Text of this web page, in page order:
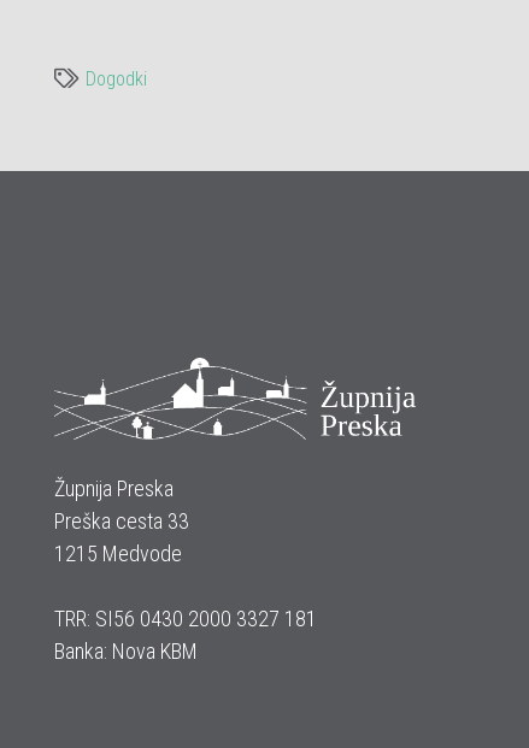
Dogodki
Župnija Preska
Preška cesta 33
1215 Medvode
TRR: SI56 0430 2000 3327 181
Banka: Nova KBM